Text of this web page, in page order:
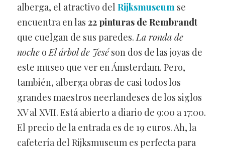
alberga, el atractivo del Rijksmuseum se
encuentra en las 22 pinturas de Rembrandt
que cuelgan de sus paredes. La ronda de
nocheo El árbol de Jeséson dos de las joyas de
este museo que ver en Ámsterdam. Pero,
también, alberga obras de casi todos los
grandes maestros neerlandeses de los siglos
XV al XVII. Está abierto a diario de 9:00 a 17:00.
El precio de la entrada es de 19 euros. Ah, la
cafetería del Rijksmuseum es perfecta para